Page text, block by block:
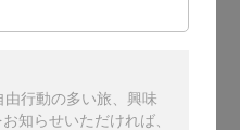
行動の多い旅、興味
知らせいただければ、